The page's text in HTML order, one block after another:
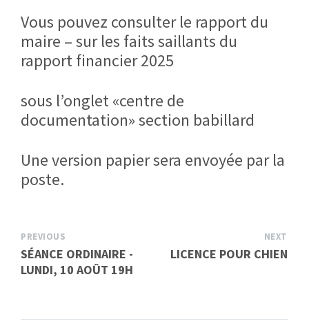
Vous pouvez consulter le rapport du
maire – sur les faits saillants du
rapport financier 2025
sous l’onglet «centre de
documentation» section babillard
Une version papier sera envoyée par la
poste.
PREVIOUS
SÉANCE ORDINAIRE -
LUNDI, 10 AOÛT 19H
NEXT
LICENCE POUR CHIEN